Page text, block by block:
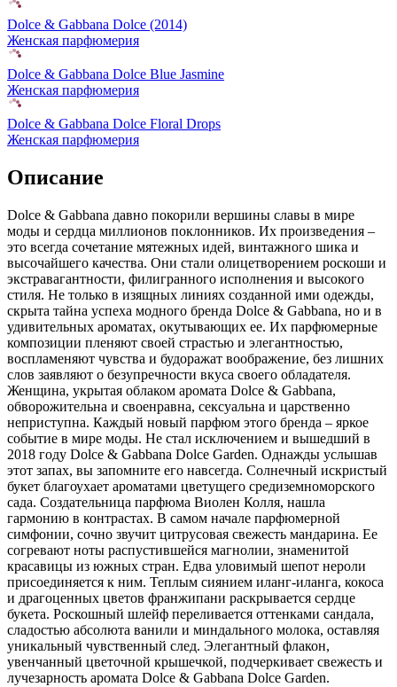
Dolce & Gabbana Dolce (2014)
Женская парфюмерия
Dolce & Gabbana Dolce Blue Jasmine
Женская парфюмерия
Dolce & Gabbana Dolce Floral Drops
Женская парфюмерия
Описание
Dolce & Gabbana давно покорили вершины славы в мире
моды и сердца миллионов поклонников. Их произведения –
это всегда сочетание мятежных идей, винтажного шика и
высочайшего качества. Они стали олицетворением роскоши и
экстравагантности, филигранного исполнения и высокого
стиля. Не только в изящных линиях созданной ими одежды,
скрыта тайна успеха модного бренда Dolce & Gabbana, но и в
удивительных ароматах, окутывающих ее. Их парфюмерные
композиции пленяют своей страстью и элегантностью,
воспламеняют чувства и будоражат воображение, без лишних
слов заявляют о безупречности вкуса своего обладателя.
Женщина, укрытая облаком аромата Dolce & Gabbana,
обворожительна и своенравна, сексуальна и царственно
неприступна. Каждый новый парфюм этого бренда – яркое
событие в мире моды. Не стал исключением и вышедший в
2018 году Dolce & Gabbana Dolce Garden. Однажды услышав
этот запах, вы запомните его навсегда. Солнечный искристый
букет благоухает ароматами цветущего средиземноморского
сада. Создательница парфюма Виолен Колля, нашла
гармонию в контрастах. В самом начале парфюмерной
симфонии, сочно звучит цитрусовая свежесть мандарина. Ее
согревают ноты распустившейся магнолии, знаменитой
красавицы из южных стран. Едва уловимый шепот нероли
присоединяется к ним. Теплым сиянием иланг-иланга, кокоса
и драгоценных цветов франжипани раскрывается сердце
букета. Роскошный шлейф переливается оттенками сандала,
сладостью абсолюта ванили и миндального молока, оставляя
уникальный чувственный след. Элегантный флакон,
увенчанный цветочной крышечкой, подчеркивает свежесть и
лучезарность аромата Dolce & Gabbana Dolce Garden.